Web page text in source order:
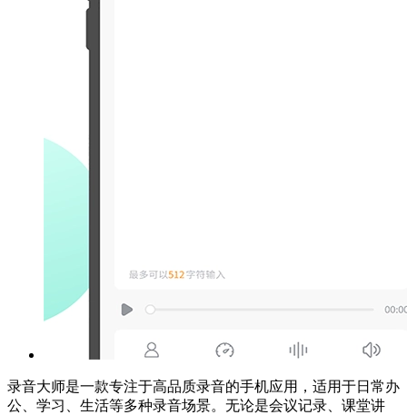
录音大师是一款专注于高品质录音的手机应用，适用于日常办
公、学习、生活等多种录音场景。无论是会议记录、课堂讲